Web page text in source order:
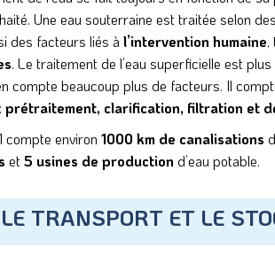
Une eau souterraine est traitée selon
des facteurs liés à l’intervention humaine,
. Le traitement de l’eau superficielle est
compte beaucoup plus de facteurs. Il
prétraitement, clarification, filtration et
compte environ 1000 km de canalisations
et5 usines de production d’eau potable.
LE TRANSPORT ET LE